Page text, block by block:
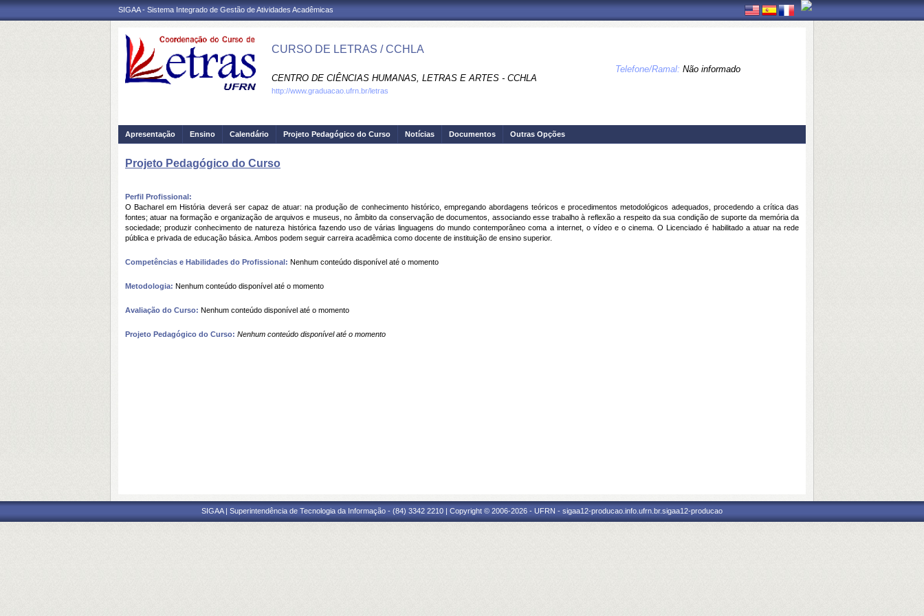
SIGAA - Sistema Integrado de Gestão de Atividades Acadêmicas
CURSO DE LETRAS / CCHLA
CENTRO DE CIÊNCIAS HUMANAS, LETRAS E ARTES - CCHLA
Telefone/Ramal: Não informado
http://www.graduacao.ufrn.br/letras
Apresentação Ensino Calendário Projeto Pedagógico do Curso Notícias Documentos Outras Opções
Projeto Pedagógico do Curso
Perfil Profissional:
O Bacharel em História deverá ser capaz de atuar: na produção de conhecimento histórico, empregando abordagens teóricos e procedimentos metodológicos adequados, procedendo a crítica das
fontes; atuar na formação e organização de arquivos e museus, no âmbito da conservação de documentos, associando esse trabalho à reflexão a respeito da sua condição de suporte da memória da
sociedade; produzir conhecimento de natureza histórica fazendo uso de várias linguagens do mundo contemporâneo coma a internet, o vídeo e o cinema. O Licenciado é habilitado a atuar na rede
pública e privada de educação básica. Ambos podem seguir carreira acadêmica como docente de instituição de ensino superior.
Competências e Habilidades do Profissional: Nenhum conteúdo disponível até o momento
Metodologia: Nenhum conteúdo disponível até o momento
Avaliação do Curso: Nenhum conteúdo disponível até o momento
Projeto Pedagógico do Curso: Nenhum conteúdo disponível até o momento
SIGAA | Superintendência de Tecnologia da Informação - (84) 3342 2210 | Copyright © 2006-2026 - UFRN - sigaa12-producao.info.ufrn.br.sigaa12-producao